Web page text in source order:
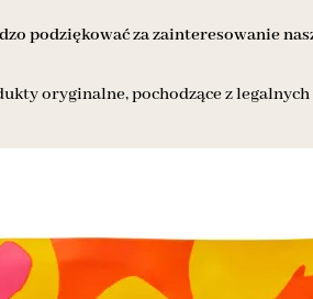
podziękować za zainteresowanie
oryginalne, pochodzące z